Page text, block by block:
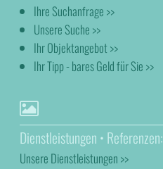
Ihre Suchanfrage >>
Unsere Suche >>
Ihr Objektangebot >>
Ihr Tipp - bares Geld für Sie >>
Dienstleistungen • Referenzen:
Unsere Dienstleistungen >>